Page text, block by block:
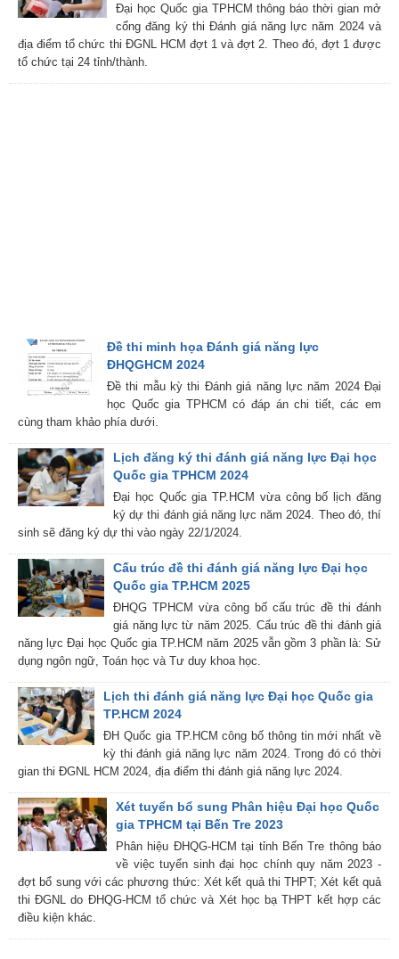
Đại học Quốc gia TPHCM thông báo thời gian mở
cổng đăng ký thi Đánh giá năng lực năm 2024 và
địa điểm tổ chức thi ĐGNL HCM đợt 1 và đợt 2. Theo đó, đợt 1 được
tổ chức tại 24 tỉnh/thành.
Đề thi minh họa Đánh giá năng lực
ĐHQGHCM 2024
Đề thi mẫu kỳ thi Đánh giá năng lực năm 2024 Đại
học Quốc gia TPHCM có đáp án chi tiết, các em
cùng tham khảo phía dưới.
Lịch đăng ký thi đánh giá năng lực Đại học
Quốc gia TPHCM 2024
Đại học Quốc gia TP.HCM vừa công bố lịch đăng
ký dự thi đánh giá năng lực năm 2024. Theo đó, thí
sinh sẽ đăng ký dự thi vào ngày 22/1/2024.
Cấu trúc đề thi đánh giá năng lực Đại học
Quốc gia TP.HCM 2025
ĐHQG TPHCM vừa công bố cấu trúc đề thi đánh
giá năng lực từ năm 2025. Cấu trúc đề thi đánh giá
năng lực Đại học Quốc gia TP.HCM năm 2025 vẫn gồm 3 phần là: Sử
dụng ngôn ngữ, Toán học và Tư duy khoa học.
Lịch thi đánh giá năng lực Đại học Quốc gia
TP.HCM 2024
ĐH Quốc gia TP.HCM công bố thông tin mới nhất về
kỳ thi đánh giá năng lực năm 2024. Trong đó có thời
gian thi ĐGNL HCM 2024, địa điểm thi đánh giá năng lực 2024.
Xét tuyển bổ sung Phân hiệu Đại học Quốc
gia TPHCM tại Bến Tre 2023
Phân hiệu ĐHQG-HCM tại tỉnh Bến Tre thông báo
về việc tuyển sinh đại học chính quy năm 2023 -
đợt bổ sung với các phương thức: Xét kết quả thi THPT; Xét kết quả
thi ĐGNL do ĐHQG-HCM tổ chức và Xét học bạ THPT kết hợp các
điều kiện khác.